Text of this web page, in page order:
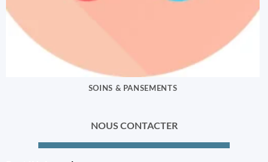
SOINS & PANSEMENTS
NOUS CONTACTER